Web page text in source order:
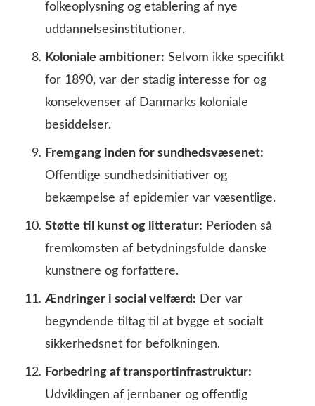
folkeoplysning og etablering af nye
uddannelsesinstitutioner.
Koloniale ambitioner: Selvom ikke specifikt
for 1890, var der stadig interesse for og
konsekvenser af Danmarks koloniale
besiddelser.
Fremgang inden for sundhedsvæsenet:
Offentlige sundhedsinitiativer og
bekæmpelse af epidemier var væsentlige.
Støtte til kunst og litteratur: Perioden så
fremkomsten af betydningsfulde danske
kunstnere og forfattere.
Ændringer i social velfærd: Der var
begyndende tiltag til at bygge et socialt
sikkerhedsnet for befolkningen.
Forbedring af transportinfrastruktur:
Udviklingen af jernbaner og offentlig